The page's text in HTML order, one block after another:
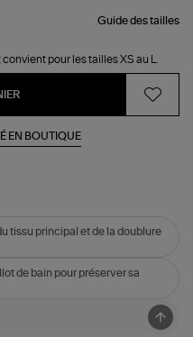
Guide des tailles
pour les tailles XS au L.
EN BOUTIQUE
tissu principal et de la doublure
de bain pour préserver sa